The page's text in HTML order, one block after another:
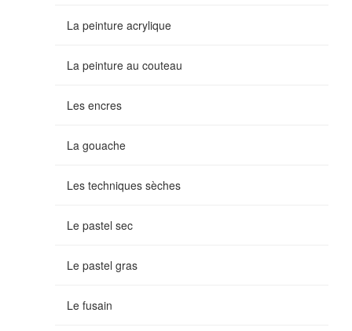
La peinture acrylique
La peinture au couteau
Les encres
La gouache
Les techniques sèches
Le pastel sec
Le pastel gras
Le fusain